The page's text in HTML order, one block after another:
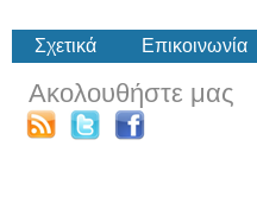
Σχετικά Επικοινωνία
Ακολουθήστε μας